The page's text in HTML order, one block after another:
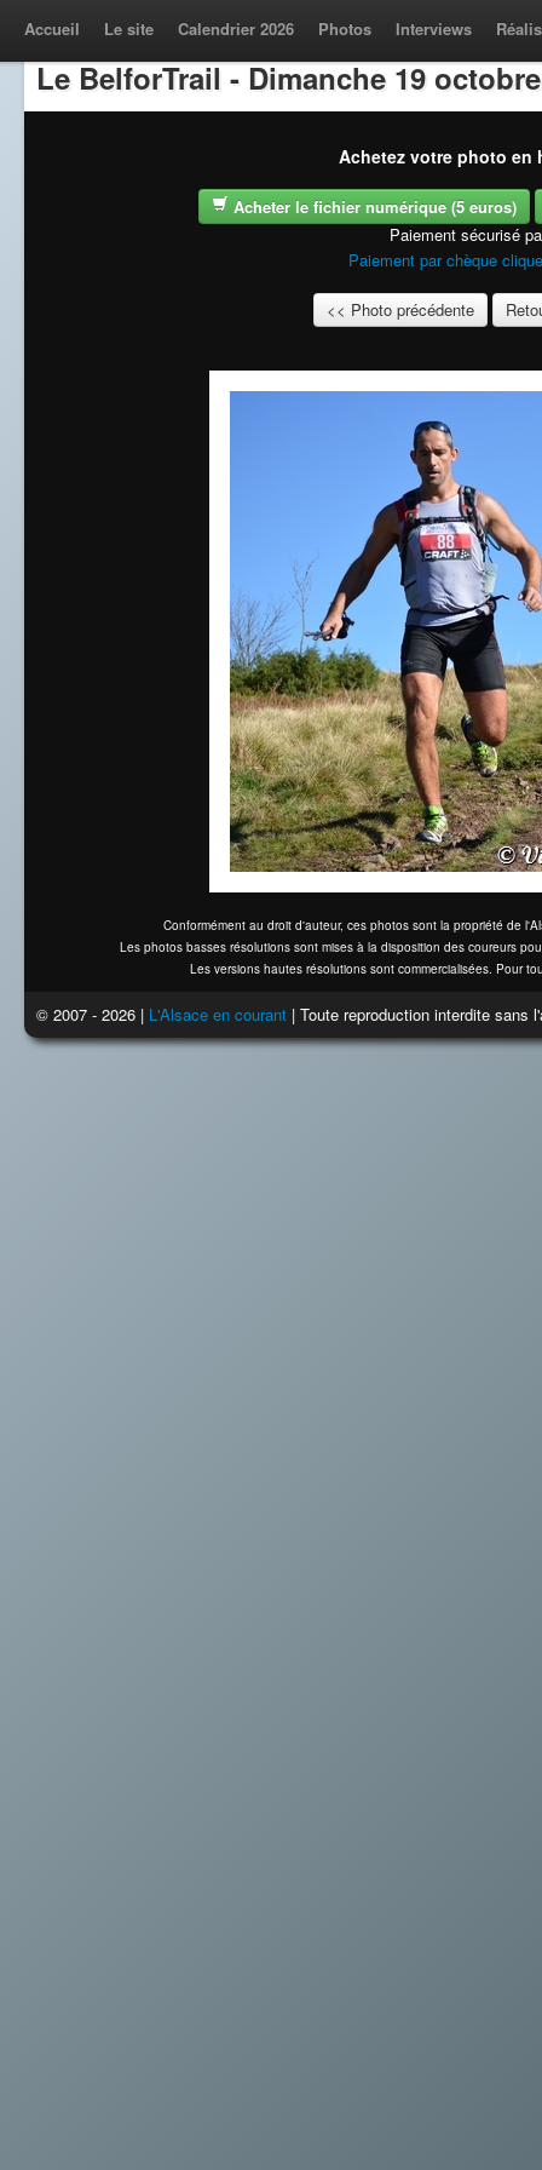
Accueil Le site Calendrier 2026 Photos Interviews
Le BelforTrail - Dimanche 19
Achetez votre photo en
Acheter le fichier numérique (5 euros)
Paiement sécurisé
Paiement par chèque
<< Photo précédente
Conformément au droit d'auteur, ces photos sont la propriété de
Les photos basses résolutions sont mises à la disposition des coureurs
Les versions hautes résolutions sont commercialisées. Pour
© 2007 - 2026 | L'Alsace en courant | Toute reproduction interdite sans